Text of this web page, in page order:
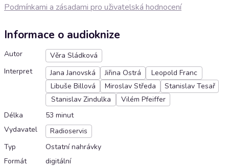
Podmínkami a zásadami pro uživatelská hodnocení
Informace o audioknize
Autor
Věra Sládková
Interpret
Jana Janovská Jiřina Ostrá
Leopold Franc
Libuše Billová
Miroslav Středa
Stanislav Tesař
Stanislav Zindulka
Vilém Pfeiffer
Délka
53 minut
Vydavatel
Radioservis
Typ
Ostatní nahrávky
Formát
digitální